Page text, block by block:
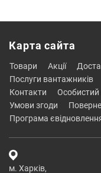
Карта сайта
товари акції
послуги вантажників
контакти
умови згоди
програма
м. Харків,